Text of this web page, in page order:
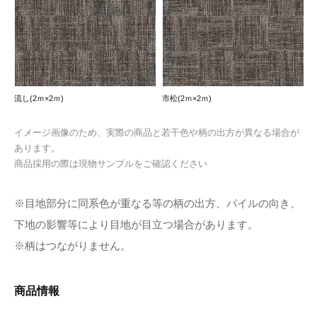
流し(2ｍ×2ｍ) 市松(2ｍ×2ｍ)
イメージ画像のため、実際の商品と若干色や柄の出方が異なる場合が
あります。
商品採用の際は現物サンプルをご確認ください
※目地部分に同系色が重なる等の柄の出方、パイルの向き、
下地の影響等により目地が目立つ場合があります。
※柄はつながりません。
商品情報